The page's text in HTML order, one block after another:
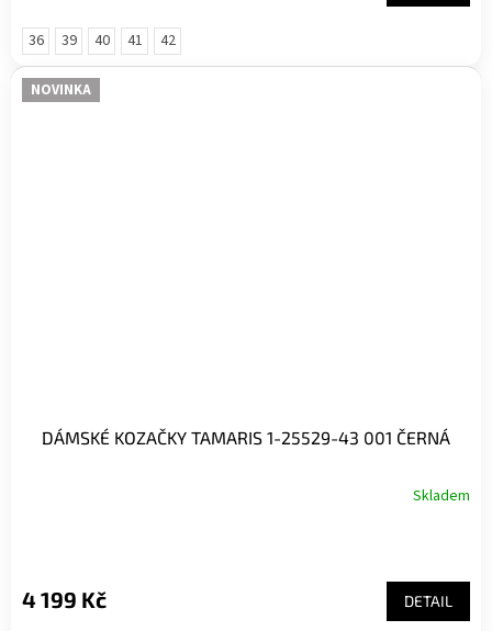
36 39 40 41 42
NOVINKA
DÁMSKÉ KOZAČKY TAMARIS 1-25529-43 001 ČERNÁ
5,0
z
Skladem
4 199 Kč DETAIL